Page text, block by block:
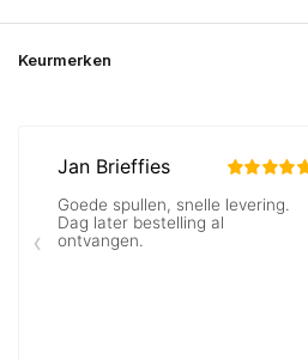
Keurmerken